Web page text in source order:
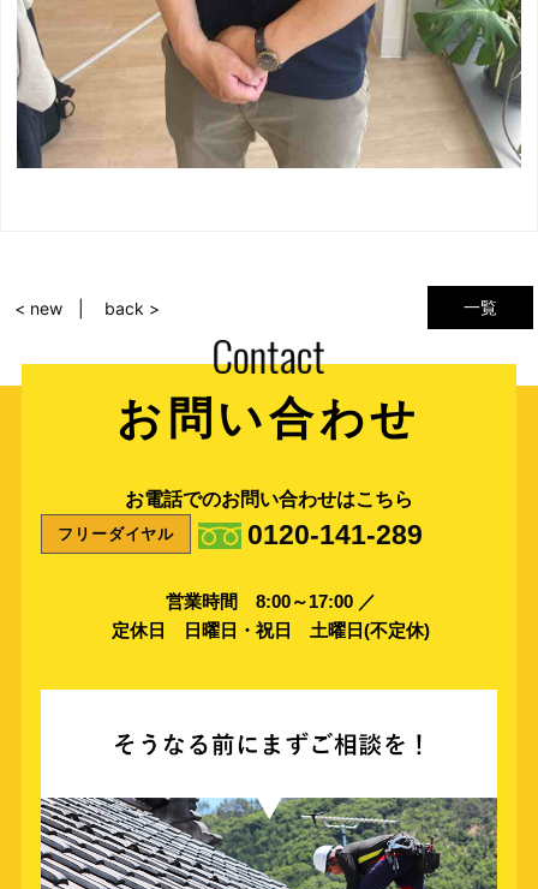
一覧
< new back >
お問い合わせ
フリーダイヤル 0120-141-289
お電話でのお問い合わせはこちら
営業時間 8:00～17:00 ／
定休日 日曜日・祝日 土曜日(不定休)